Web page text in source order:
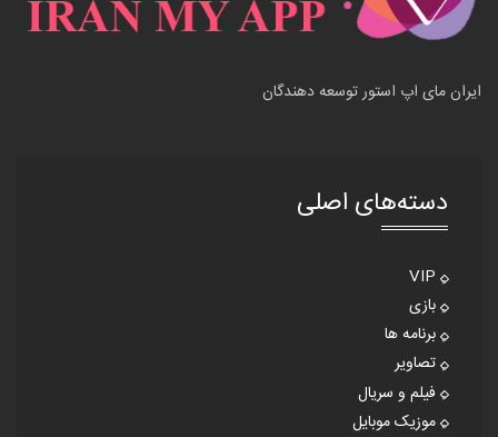
ایران مای اپ استور توسعه دهندگان
دسته‌های اصلی
VIP
بازی
برنامه ها
تصاویر
فیلم و سریال
موزیک موبایل